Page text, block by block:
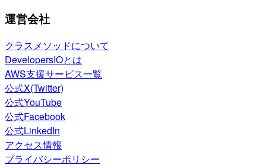
運営会社
クラスメソッドについて
DevelopersIOとは
AWS支援サービス一覧
公式X(Twitter)
公式YouTube
公式Facebook
公式LinkedIn
アクセス情報
プライバシーポリシー